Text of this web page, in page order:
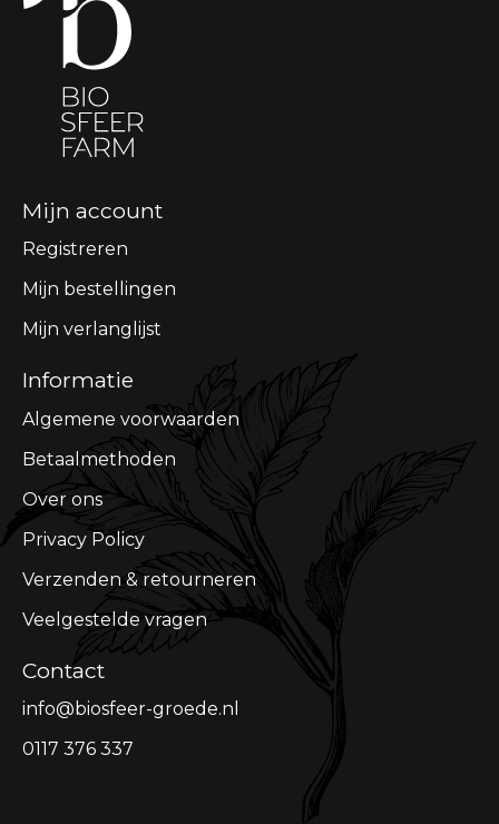
Mijn account
Registreren
Mijn bestellingen
Mijn verlanglijst
Informatie
Algemene voorwaarden
Betaalmethoden
Over ons
Privacy Policy
Verzenden & retourneren
Veelgestelde vragen
Contact
info@biosfeer-groede.nl
0117 376 337